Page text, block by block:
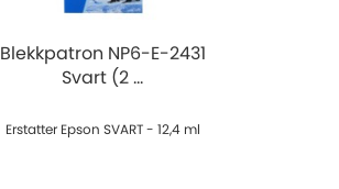
Blekkpatron NP6-E-2431
Svart (2 ...
Erstatter Epson SVART - 12,4 ml